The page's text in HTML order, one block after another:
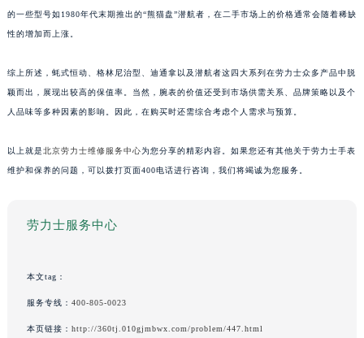
的一些型号如1980年代末期推出的“熊猫盘”潜航者，在二手市场上的价格通常会随着稀缺
性的增加而上涨。
综上所述，蚝式恒动、格林尼治型、迪通拿以及潜航者这四大系列在劳力士众多产品中脱
颖而出，展现出较高的保值率。当然，腕表的价值还受到市场供需关系、品牌策略以及个
人品味等多种因素的影响。因此，在购买时还需综合考虑个人需求与预算。
以上就是北京劳力士维修服务中心为您分享的精彩内容。如果您还有其他关于劳力士手表
维护和保养的问题，可以拨打页面400电话进行咨询，我们将竭诚为您服务。
劳力士服务中心
本文tag：
服务专线： 400-805-0023
本页链接： http://360tj.010gjmbwx.com/problem/447.html